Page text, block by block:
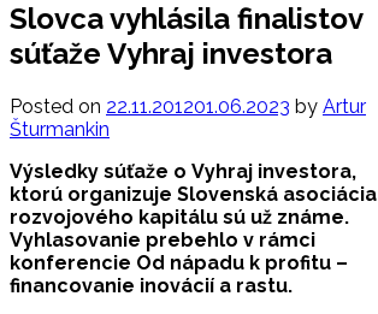
Slovca vyhlásila finalistov
súťaže Vyhraj investora
Posted on 22.11.201201.06.2023 by Artur
Šturmankin
Výsledky súťaže o Vyhraj investora,
ktorú organizuje Slovenská asociácia
rozvojového kapitálu sú už známe.
Vyhlasovanie prebehlo v rámci
konferencie Od nápadu k profitu –
financovanie inovácií a rastu.